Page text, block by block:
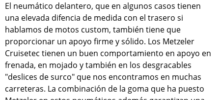
El neumático delantero, que en algunos casos tienen
una elevada difencia de medida con el trasero si
hablamos de motos custom, también tiene que
proporcionar un apoyo firme y sólido. Los Metzeler
Cruisetec tienen un buen comportamiento en apoyo en
frenada, en mojado y también en los desgracables
"deslices de surco" que nos encontramos en muchas
carreteras. La combinación de la goma que ha puesto